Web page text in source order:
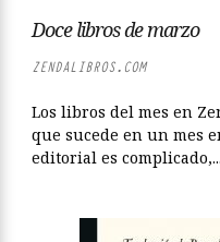
Doce libros de marzo
ZENDALIBROS.COM
Los libros del mes en
que sucede en un mes
editorial es complicado,...